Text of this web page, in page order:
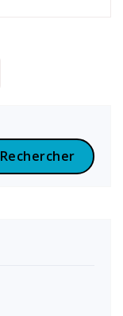
Rechercher